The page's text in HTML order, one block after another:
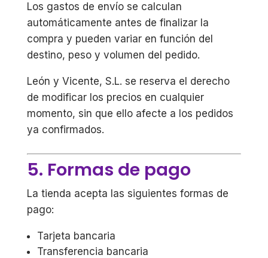
Los gastos de envío se calculan
automáticamente antes de finalizar la
compra y pueden variar en función del
destino, peso y volumen del pedido.
León y Vicente, S.L. se reserva el derecho
de modificar los precios en cualquier
momento, sin que ello afecte a los pedidos
ya confirmados.
5. Formas de pago
La tienda acepta las siguientes formas de
pago:
Tarjeta bancaria
Transferencia bancaria